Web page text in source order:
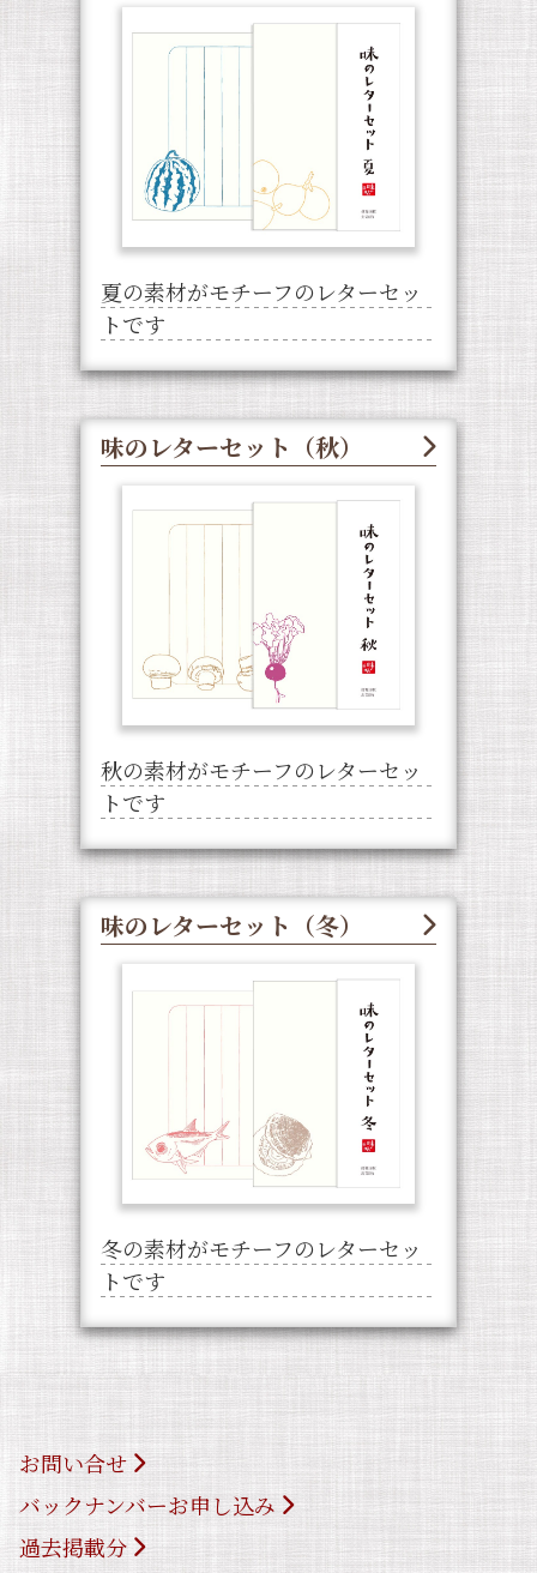
夏の素材がモチーフのレターセッ
トです
味のレターセット（秋）
秋の素材がモチーフのレターセッ
トです
味のレターセット（冬）
冬の素材がモチーフのレターセッ
トです
お問い合せ
バックナンバーお申し込み
過去掲載分